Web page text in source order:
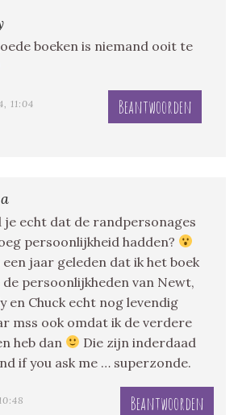
boeken is niemand ooit te
11:04 Beantwoorden
je echt dat de randpersonages
persoonlijkheid hadden?
jaar geleden dat ik het boek
de persoonlijkheden van Newt,
en Chuck echt nog levendig
mss ook omdat ik de verdere
heb dan
Die zijn inderdaad
if you ask me … superzonde.
Beantwoorden